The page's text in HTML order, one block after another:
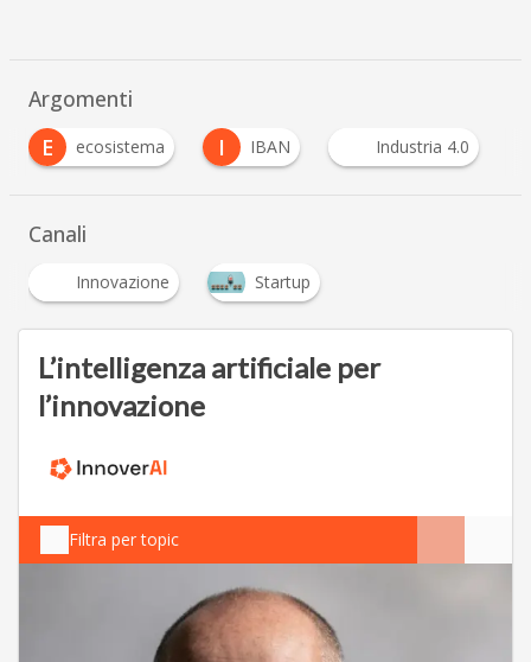
Argomenti
I
IBAN Industria 4.0 Italia StartUp
Canali
Innovazione Startup
L’intelligenza artificiale per
l’innovazione
Filtra per topic